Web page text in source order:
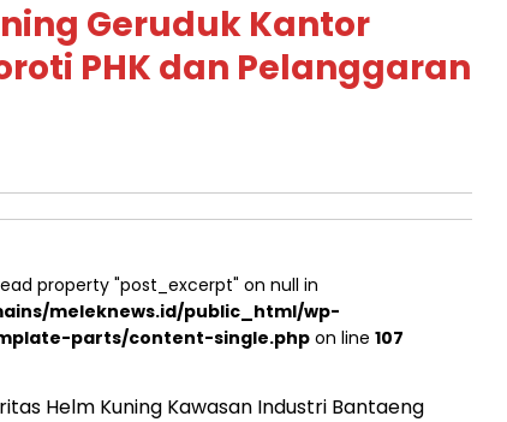
Geruduk Kantor
PHK dan Pelanggaran
property "post_excerpt" on null in
meleknews.id/public_html/wp-
parts/content-single.php on line107
Helm Kuning Kawasan Industri Bantaeng